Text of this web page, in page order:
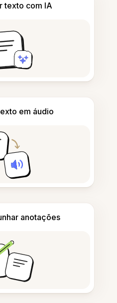
texto com IA
em áudio
anotações